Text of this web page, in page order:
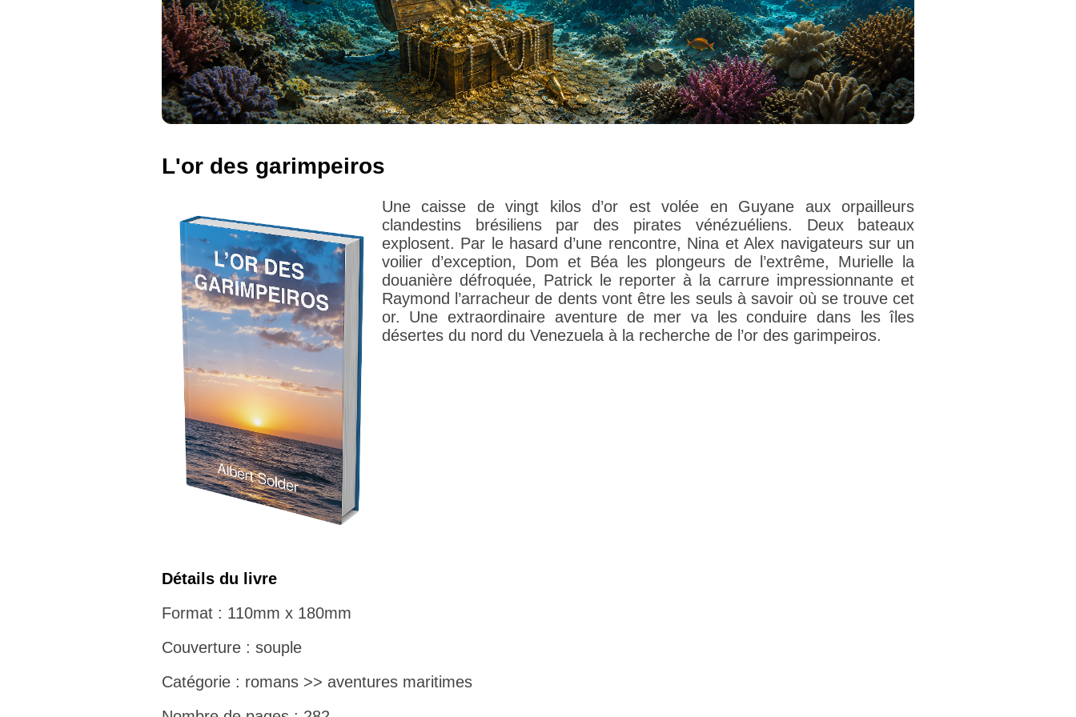
L'or des garimpeiros
Une caisse de vingt kilos d’or est volée en Guyane aux orpailleurs
clandestins brésiliens par des pirates vénézuéliens. Deux bateaux
explosent. Par le hasard d’une rencontre, Nina et Alex navigateurs sur un
voilier d’exception, Dom et Béa les plongeurs de l’extrême, Murielle la
douanière défroquée, Patrick le reporter à la carrure impressionnante et
Raymond l’arracheur de dents vont être les seuls à savoir où se trouve cet
or. Une extraordinaire aventure de mer va les conduire dans les îles
désertes du nord du Venezuela à la recherche de l’or des garimpeiros.
Détails du livre
Format : 110mm x 180mm
Couverture : souple
Catégorie : romans >> aventures maritimes